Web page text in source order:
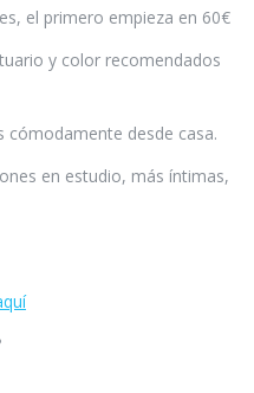
el primero empieza en 60€
y color recomendados
cómodamente desde casa.
en estudio, más íntimas,